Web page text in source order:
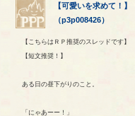
【可愛いを求めて！ 】
（p3p008426）
【こちらはＲＰ推奨のスレッドです】
【短文推奨！】
ある日の昼下がりのこと。
「にゃあーー！」